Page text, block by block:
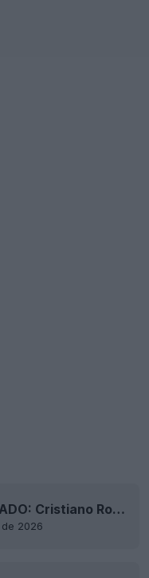
CONFIRMADO: Cristiano Ronaldo vuelve como embajador principal de Nike
2026